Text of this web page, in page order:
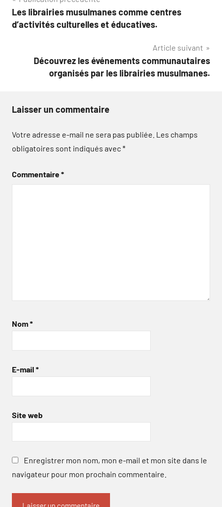
de
Les librairies musulmanes comme centres
d’activités culturelles et éducatives.
Article suivant
Découvrez les événements communautaires
organisés par les librairies musulmanes.
Laisser un commentaire
Votre adresse e-mail ne sera pas publiée. Les champs
obligatoires sont indiqués avec*
Commentaire*
Nom*
E-mail *
Site web
Enregistrer mon nom, mon e-mail et mon site dans le
navigateur pour mon prochain commentaire.